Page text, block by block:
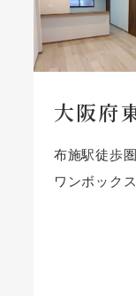
大阪府
布施駅徒歩
ワンボック